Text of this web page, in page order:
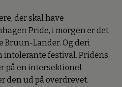
der skal have
Pride, i morgen er det
Bruun-Lander. Og deri
intolerante festival. Pridens
på en intersektionel
den ud på overdrevet.